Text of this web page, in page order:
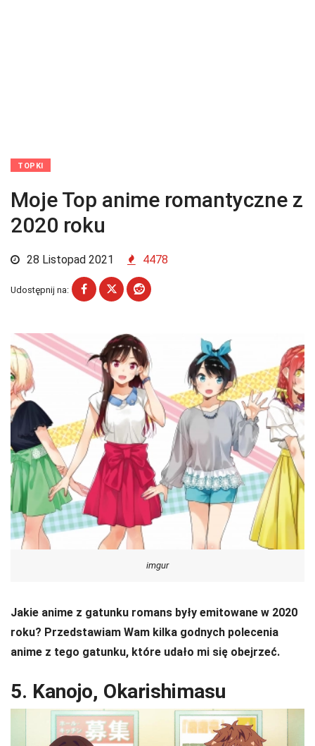
TOPKI
Moje Top anime romantyczne z
2020 roku
28 Listopad 2021 4478
Udostępnij na:
imgur
Jakie anime z gatunku romans były emitowane w 2020
roku? Przedstawiam Wam kilka godnych polecenia
anime z tego gatunku, które udało mi się obejrzeć.
5. Kanojo, Okarishimasu